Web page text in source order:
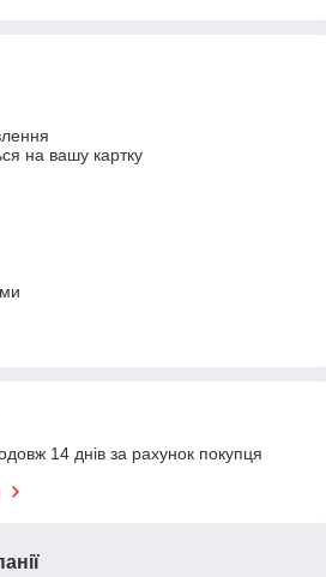
на вашу картку
14 днів за рахунок покупця